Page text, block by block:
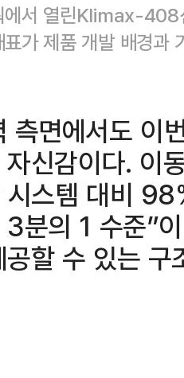
에서 열린Klimax-
표가 제품 개발 배경
측면에서도 이
신감이다. 이
스템 대비
분의 1 수준”
할 수 있는 구